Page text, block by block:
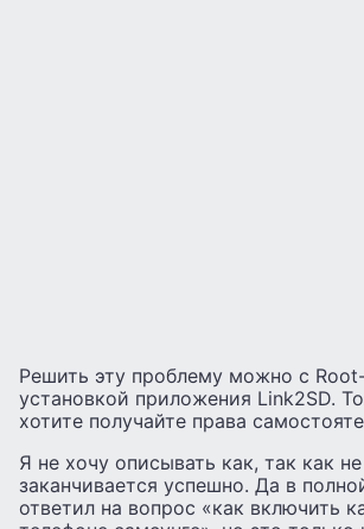
Решить эту проблему можно с
установкой приложения Link2SD.
хотите получайте права
Я не хочу описывать как, так как не
заканчивается успешно. Да в
ответил на вопрос «как включить